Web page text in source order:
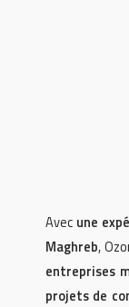
Avec une
Maghreb,
entreprises
projets de